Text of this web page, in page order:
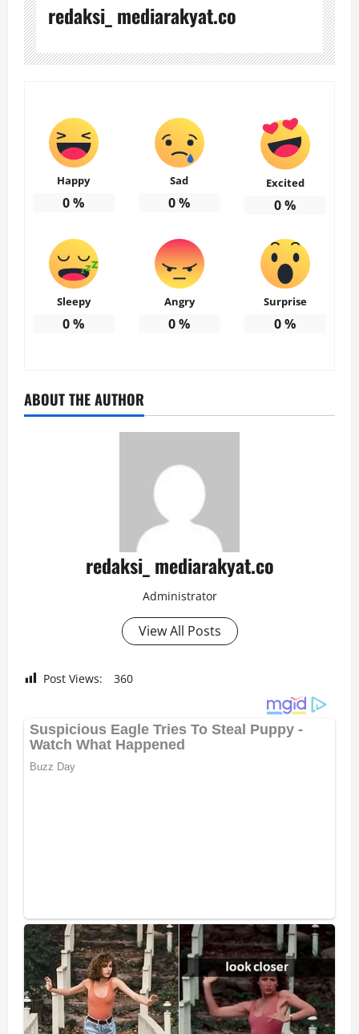
redaksi_ mediarakyat.co
Happy
0%
Sad
0%
Excited
0%
Sleepy
0%
Angry
0%
Surprise
0%
ABOUT THE AUTHOR
redaksi_ mediarakyat.co
Administrator
View All Posts
Post Views: 360